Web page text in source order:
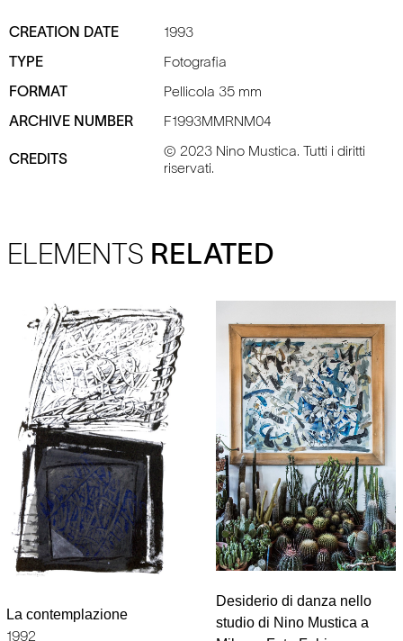
CREATION DATE 1993
TYPE Fotografia
FORMAT Pellicola 35 mm
ARCHIVE NUMBER F1993MMRNM04
CREDITS
© 2023 Nino Mustica. Tutti i diritti
riservati.
ELEMENTS RELATED
La contemplazione
1992
Desiderio di danza nello
studio di Nino Mustica a